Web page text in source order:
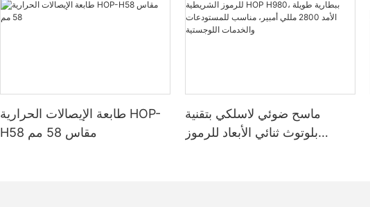
طابعة الإيصالات الحرارية HOP-
H58 مقاس 58 مم
ماسح ضوئي لاسلكي بتقنية
بلوتوث ثنائي الأبعاد للرموز